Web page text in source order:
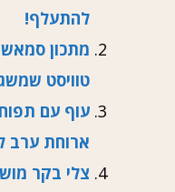
להתעלף!
מתכון סמאש
טוויסט
עוף עם
ארוחת ערב
צלי בקר